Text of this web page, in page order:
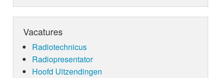
Vacatures
Radiotechnicus
Radiopresentator
Hoofd Uitzendingen